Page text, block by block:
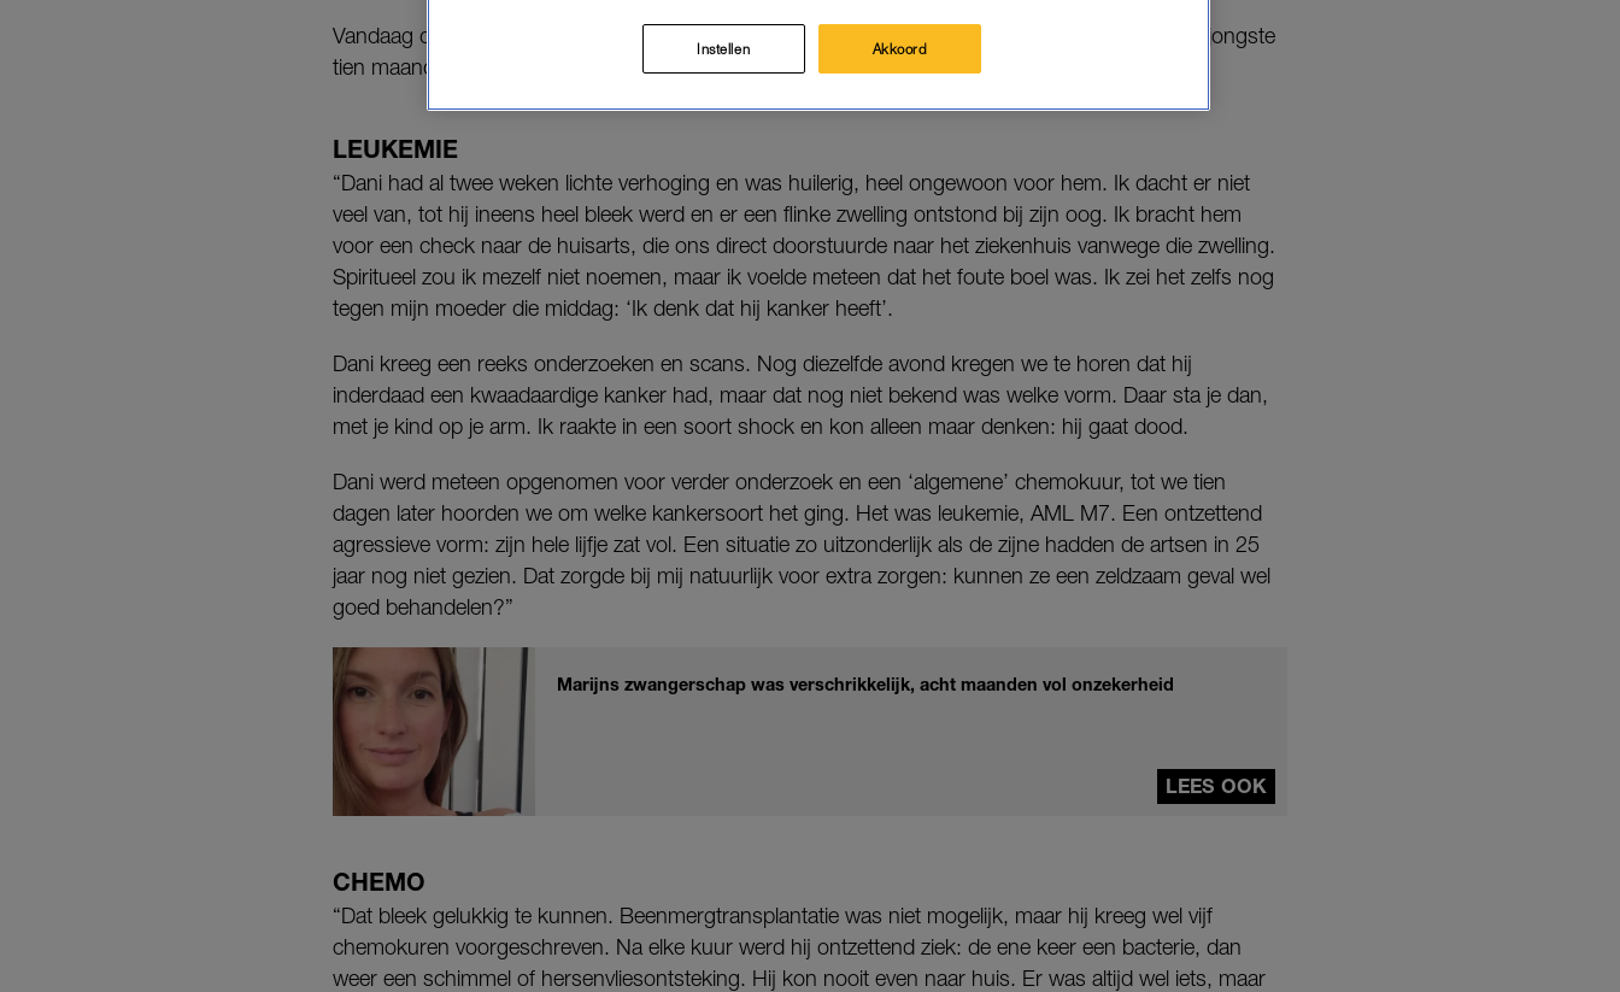
Vandaag de beurt aan Nancy (36), moeder van drie jongens. Haar oudste is tien jaar oud, haar jongste
tien maanden. Dani had leukemie en was drie jaar toen hij overleed tijdens zijn behandeling.
LEUKEMIE
“Dani had al twee weken lichte verhoging en was huilerig, heel ongewoon voor hem. Ik dacht er niet
veel van, tot hij ineens heel bleek werd en er een flinke zwelling ontstond bij zijn oog. Ik bracht hem
voor een check naar de huisarts, die ons direct doorstuurde naar het ziekenhuis vanwege die zwelling.
Spiritueel zou ik mezelf niet noemen, maar ik voelde meteen dat het foute boel was. Ik zei het zelfs nog
tegen mijn moeder die middag: ‘Ik denk dat hij kanker heeft’.
Dani kreeg een reeks onderzoeken en scans. Nog diezelfde avond kregen we te horen dat hij
inderdaad een kwaadaardige kanker had, maar dat nog niet bekend was welke vorm. Daar sta je dan,
met je kind op je arm. Ik raakte in een soort shock en kon alleen maar denken: hij gaat dood.
Dani werd meteen opgenomen voor verder onderzoek en een ‘algemene’ chemokuur, tot we tien
dagen later hoorden we om welke kankersoort het ging. Het was leukemie, AML M7. Een ontzettend
agressieve vorm: zijn hele lijfje zat vol. Een situatie zo uitzonderlijk als de zijne hadden de artsen in 25
jaar nog niet gezien. Dat zorgde bij mij natuurlijk voor extra zorgen: kunnen ze een zeldzaam geval wel
goed behandelen?”
Marijns zwangerschap was verschrikkelijk, acht maanden vol onzekerheid
LEES OOK
CHEMO
“Dat bleek gelukkig te kunnen. Beenmergtransplantatie was niet mogelijk, maar hij kreeg wel vijf
chemokuren voorgeschreven. Na elke kuur werd hij ontzettend ziek: de ene keer een bacterie, dan
weer een schimmel of hersenvliesontsteking. Hij kon nooit even naar huis. Er was altijd wel iets, maar
Instellen Akkoord